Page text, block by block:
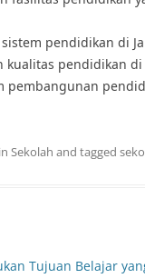
pendidikan di
kualitas pendidikan
pembangunan
Sekolah and tagged
Tujuan Belajar